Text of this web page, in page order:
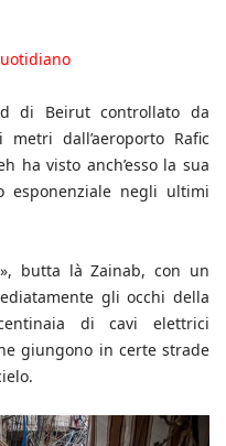
di Beirut controllato da
dall’aeroporto Rafic
ha visto anch’esso la sua
esponenziale negli ultimi
butta là Zainab, con un
gli occhi della
di cavi elettrici
giungono in certe strade